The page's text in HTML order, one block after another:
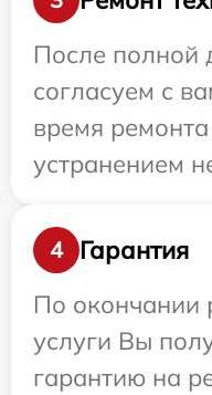
После полной
согласуем с
время
устранением
4
Гарантия
По окончании
услуги Вы
гарантию на